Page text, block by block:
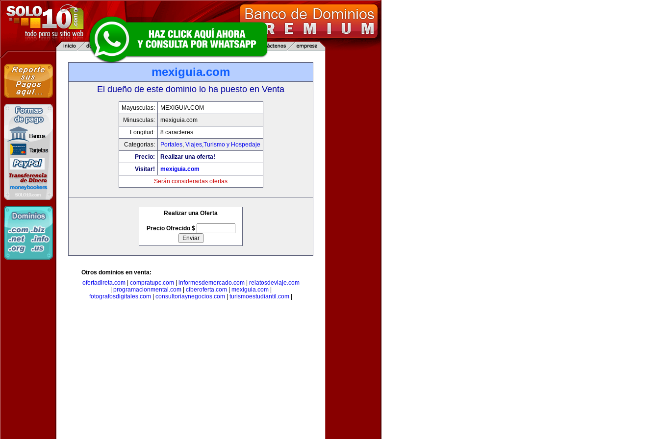
mexiguia.com
El dueño de este dominio lo ha puesto en Venta
Mayusculas:
MEXIGUIA.COM
Minusculas:
mexiguia.com
Longitud:
8 caracteres
Categorias:
Portales, Viajes,Turismo y Hospedaje
Precio:
Realizar una oferta!
Visitar!
mexiguia.com
Serán consideradas ofertas
Realizar una Oferta
Precio Ofrecido $
Otros dominios en venta:
ofertadireta.com| compratupc.com| informesdemercado.com| relatosdeviaje.com
programacionmental.com| ciberoferta.com| mexiguia.com|
fotografosdigitales.com
consultoriaynegocios.com turismoestudiantil.com